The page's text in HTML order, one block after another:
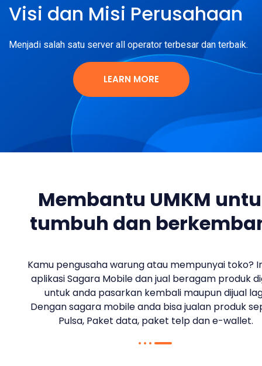
Visi dan Misi Perusahaan
Menjadi salah satu server all operator terbesar dan terbaik.
LEARN MORE
Membantu UMKM
tumbuh dan
Kamu pengusaha warung atau mempunyai toko?
aplikasi Sagara Mobile dan jual beragam produk
untuk anda pasarkan kembali maupun dijual
Dengan sagara mobile anda bisa jualan produk
Pulsa, Paket data, paket telp dan e-wallet.